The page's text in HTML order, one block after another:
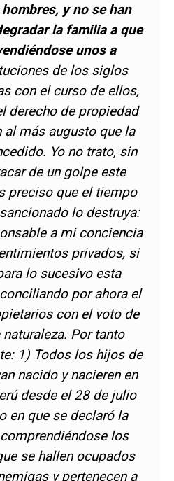
y no se han
la familia a que
unos a
de los siglos
con el curso de ellos,
derecho de propiedad
al más augusto que la
Yo no trato, sin
de un golpe este
preciso que el tiempo
lo destruya:
a mi conciencia
privados, si
lo sucesivo esta
por ahora el
con el voto de
Por tanto
1) Todos los hijos de
nacido y nacieren en
desde el 28 de julio
en que se declaró la
los
se hallen ocupados
y pertenecen a